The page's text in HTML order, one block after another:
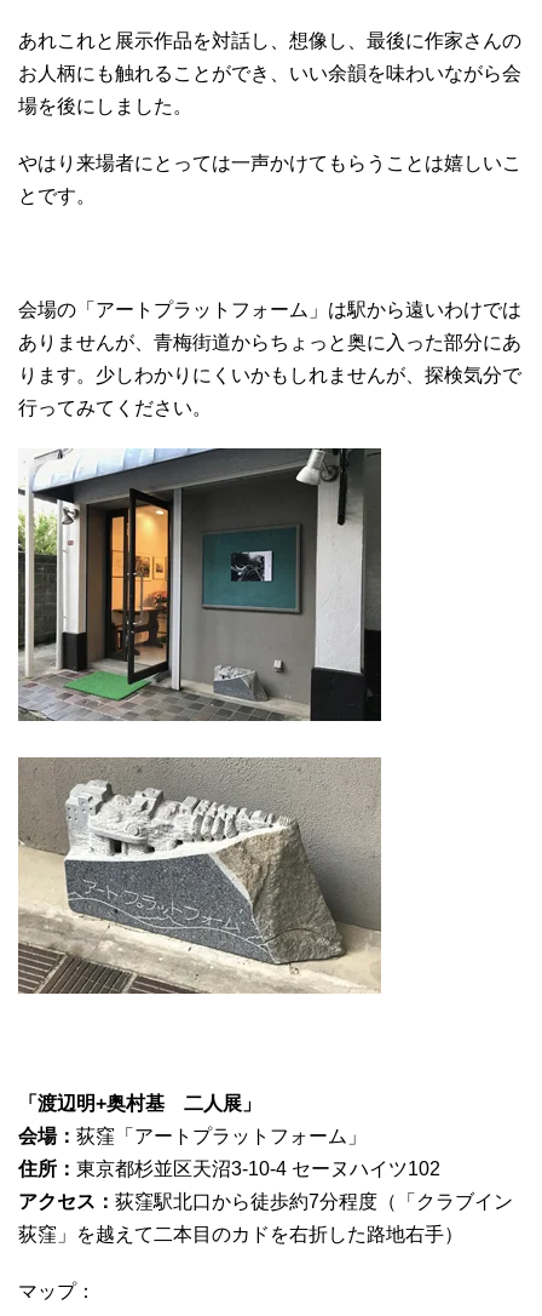
あれこれと展示作品を対話し、想像し、最後に作家さんの
お人柄にも触れることができ、いい余韻を味わいながら会
場を後にしました。
やはり来場者にとっては一声かけてもらうことは嬉しいこ
とです。
会場の「アートプラットフォーム」は駅から遠いわけでは
ありませんが、青梅街道からちょっと奥に入った部分にあ
ります。少しわかりにくいかもしれませんが、探検気分で
行ってみてください。
「渡辺明+奥村基 二人展」
会場： 荻窪「アートプラットフォーム」
住所： 東京都杉並区天沼3-10-4 セーヌハイツ102
アクセス： 荻窪駅北口から徒歩約7分程度（「クラブイン
荻窪」を越えて二本目のカドを右折した路地右手）
マップ：